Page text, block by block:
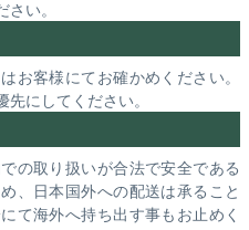
い。
お客様にてお確かめください。
にしてください。
の取り扱いが合法で安全である
、日本国外への配送は承ること
て海外へ持ち出す事もお止めく